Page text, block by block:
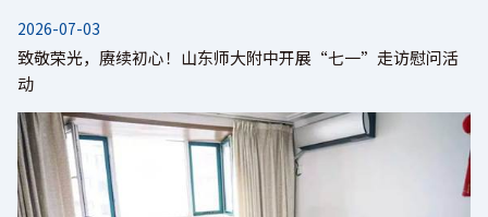
2026-07-03
致敬荣光，赓续初心！山东师大附中开展“七一”走访慰问活
动